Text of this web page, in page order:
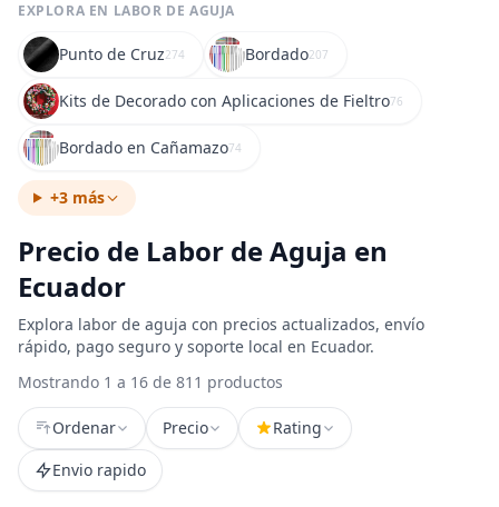
EXPLORA EN LABOR DE AGUJA
Punto de Cruz274 Bordado207
Kits de Decorado con Aplicaciones de Fieltro76
Bordado en Cañamazo74
+3 más
Precio de Labor de Aguja en
Ecuador
Explora labor de aguja con precios actualizados, envío
rápido, pago seguro y soporte local en Ecuador.
Mostrando 1 a 16 de 811 productos
Ordenar Precio
Rating
Envio rapido